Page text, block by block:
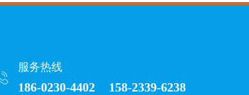
服务热线
186-0230-4402 158-2339-6238